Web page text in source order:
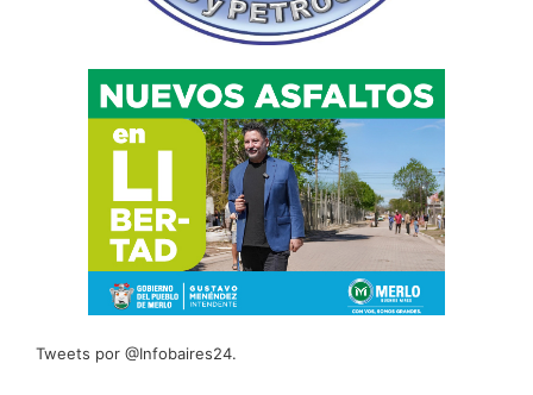
Tweets por @Infobaires24.